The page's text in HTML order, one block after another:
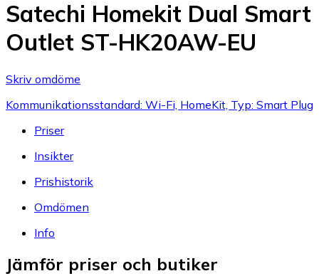
Satechi Homekit Dual Smart
Outlet ST-HK20AW-EU
Skriv omdöme
Kommunikationsstandard: Wi-Fi, HomeKit, Typ: Smart Plug
Priser
Insikter
Prishistorik
Omdömen
Info
Jämför priser och butiker